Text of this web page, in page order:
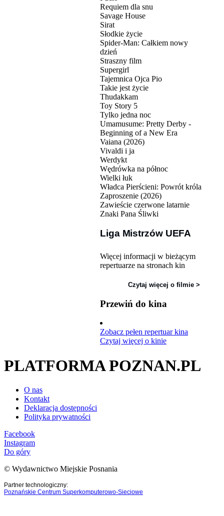
Requiem dla snu
Savage House
Sirat
Słodkie życie
Spider-Man: Całkiem nowy
dzień
Straszny film
Supergirl
Tajemnica Ojca Pio
Takie jest życie
Thudakkam
Toy Story 5
Tylko jedna noc
Umamusume: Pretty Derby -
Beginning of a New Era
Vaiana (2026)
Vivaldi i ja
Werdykt
Wędrówka na północ
Wielki łuk
Władca Pierścieni: Powrót króla
Zaproszenie (2026)
Zawieście czerwone latarnie
Znaki Pana Śliwki
Liga Mistrzów UEFA
Więcej informacji w bieżącym
repertuarze na stronach kin
Czytaj więcej o filmie >
Przewiń do kina
Zobacz pełen repertuar kina
Czytaj więcej o kinie
PLATFORMA POZNAN.PL
O nas
Kontakt
Deklaracja dostępności
Polityka prywatności
Facebook
Instagram
Do góry
© Wydawnictwo Miejskie Posnania
Partner technologiczny:
Poznańskie Centrum Superkomputerowo-Sieciowe